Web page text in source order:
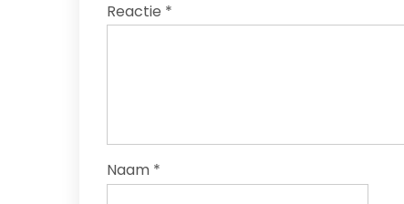
Reactie *
Naam *